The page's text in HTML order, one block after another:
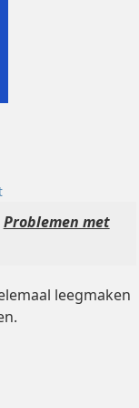
Problemen met
leegmaken